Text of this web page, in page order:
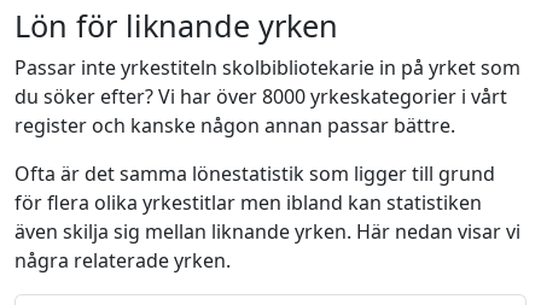
Lön för liknande yrken
Passar inte yrkestiteln skolbibliotekarie in på yrket som
du söker efter? Vi har över 8000 yrkeskategorier i vårt
register och kanske någon annan passar bättre.
Ofta är det samma lönestatistik som ligger till grund
för flera olika yrkestitlar men ibland kan statistiken
även skilja sig mellan liknande yrken. Här nedan visar vi
några relaterade yrken.